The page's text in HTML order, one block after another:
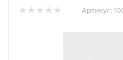
Артикул: